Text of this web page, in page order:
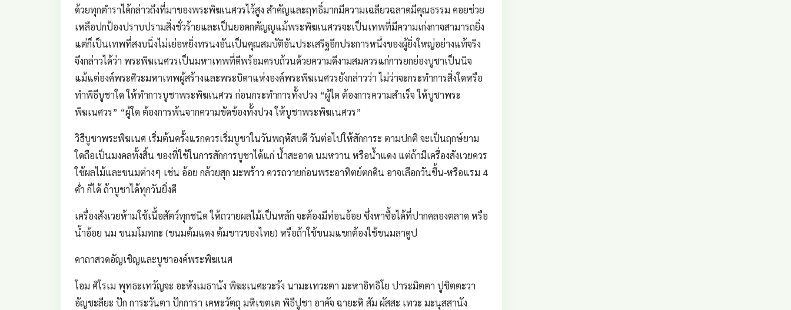
ด้วยทุกตำราได้กล่าวถึงที่มาของพระพิฆเนศวรไว้สูง สำคัญและฤทธิ์มากมีความเฉลียวฉลาดมีคุณธรรม คอยช่วย
เหลือปกป้องปราบปรามสิ่งชั่วร้ายและเป็นยอดกตัญญูแม้พระพิฆเนศวรจะเป็นเทพที่มีความเก่งกาจสามารถยิ่ง
แต่ก็เป็นเทพที่สงบนิ่งไม่เย่อหยิ่งทรนงอันเป็นคุณสมบัติอันประเสริฐอีกประการหนึ่งของผู้ยิ่งใหญ่อย่างแท้จริง
จึงกล่าวได้ว่า พระพิฆเนศวรเป็นมหาเทพที่ดีพร้อมครบถ้วนด้วยความดีงามสมควรแก่การยกย่องบูชาเป็นนิจ
แม้แต่องค์พระศิวะมหาเทพผู้สร้างและพระบิดาแห่งองค์พระพิฆเนศวรยังกล่าวว่า ไม่ว่าจะกระทำการสิ่งใดหรือ
ทำพิธีบูชาใด ให้ทำการบูชาพระพิฆเนศวร ก่อนกระทำการทั้งปวง “ผู้ใด ต้องการความสำเร็จ ให้บูชาพระ
พิฆเนศวร” “ผู้ใด ต้องการพ้นจากความขัดข้องทั้งปวง ให้บูชาพระพิฆเนศวร”
วิธีบูชาพระพิฆเนศ เริ่มต้นครั้งแรกควรเริ่มบูชาในวันพฤหัสบดี วันต่อไปให้สักการะ ตามปกติ จะเป็นฤกษ์ยาม
ใดถือเป็นมงคลทั้งสิ้น ของที่ใช้ในการสักการบูชาได้แก่ น้ำสะอาด นมหวาน หรือน้ำแดง แต่ถ้ามีเครื่องสังเวยควร
ใช้ผลไม้และขนมต่างๆ เช่น อ้อย กล้วยสุก มะพร้าว ควรถวายก่อนพระอาทิตย์ตกดิน อาจเลือกวันขึ้น-หรือแรม 4
ค่ำ ก็ได้ ถ้าบูชาได้ทุกวันยิ่งดี
เครื่องสังเวยห้ามใช้เนื้อสัตว์ทุกชนิด ให้ถวายผลไม้เป็นหลัก จะต้องมีท่อนอ้อย ซึ่งหาซื้อได้ที่ปากคลองตลาด หรือ
น้ำอ้อย นม ขนมโมทกะ (ขนมต้มแดง ต้มขาวของไทย) หรือถ้าใช้ขนมแขกต้องใช้ขนมลาดูป
คาถาสวดอัญเชิญและบูชาองค์พระพิฆเนศ
โอม ศิโรเม พุทธะเทวัญจะ อะหังเมธานัง พิฆะเนศะวะรัง นามะเทวะตา มะหาอิทธิโย ปาระมิตตา ปูชิตตะวา
อัญชะลียะ ปัก การะวันตา ปักการา เคหะวัตถุ มหิเขตเต พิธีปูชา อาคัจ ฉายะหิ สัม ผัสสะ เทวะ มะนุสสานัง